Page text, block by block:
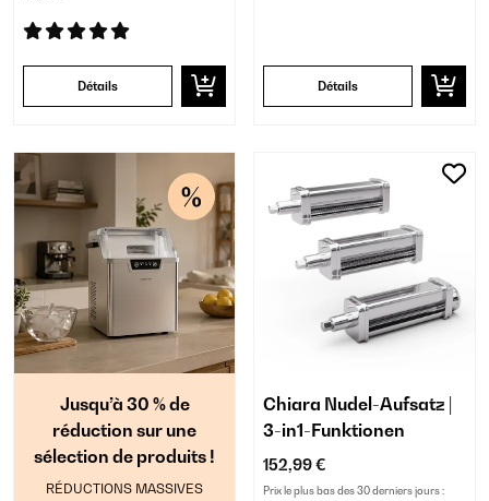
Détails Détails
Jusqu’à 30 % de
réduction sur une
sélection de produits !
RÉDUCTIONS MASSIVES
Chiara Nudel-Aufsatz |
3-in1-Funktionen
152,99 €
Prix le plus bas des 30 derniers jours :